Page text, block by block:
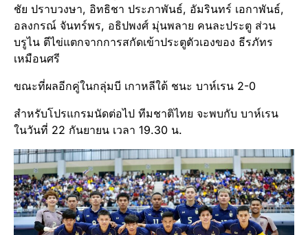
ชัย ปราบวงษา, อิทธิชา ประภาพันธ์, อัมรินทร์ เอกาพันธ์,
อลงกรณ์ จันทร์พร, อธิปพงศ์ มุ่นพลาย คนละประตู ส่วน
บรูไน ตีไข่แตกจากการสกัดเข้าประตูตัวเองของ ธีรภัทร
เหมือนศรี
ขณะที่ผลอีกคู่ในกลุ่มบี เกาหลีใต้ ชนะ บาห์เรน 2-0
สำหรับโปรแกรมนัดต่อไป ทีมชาติไทย จะพบกับ บาห์เรน
ในวันที่ 22 กันยายน เวลา 19.30 น.